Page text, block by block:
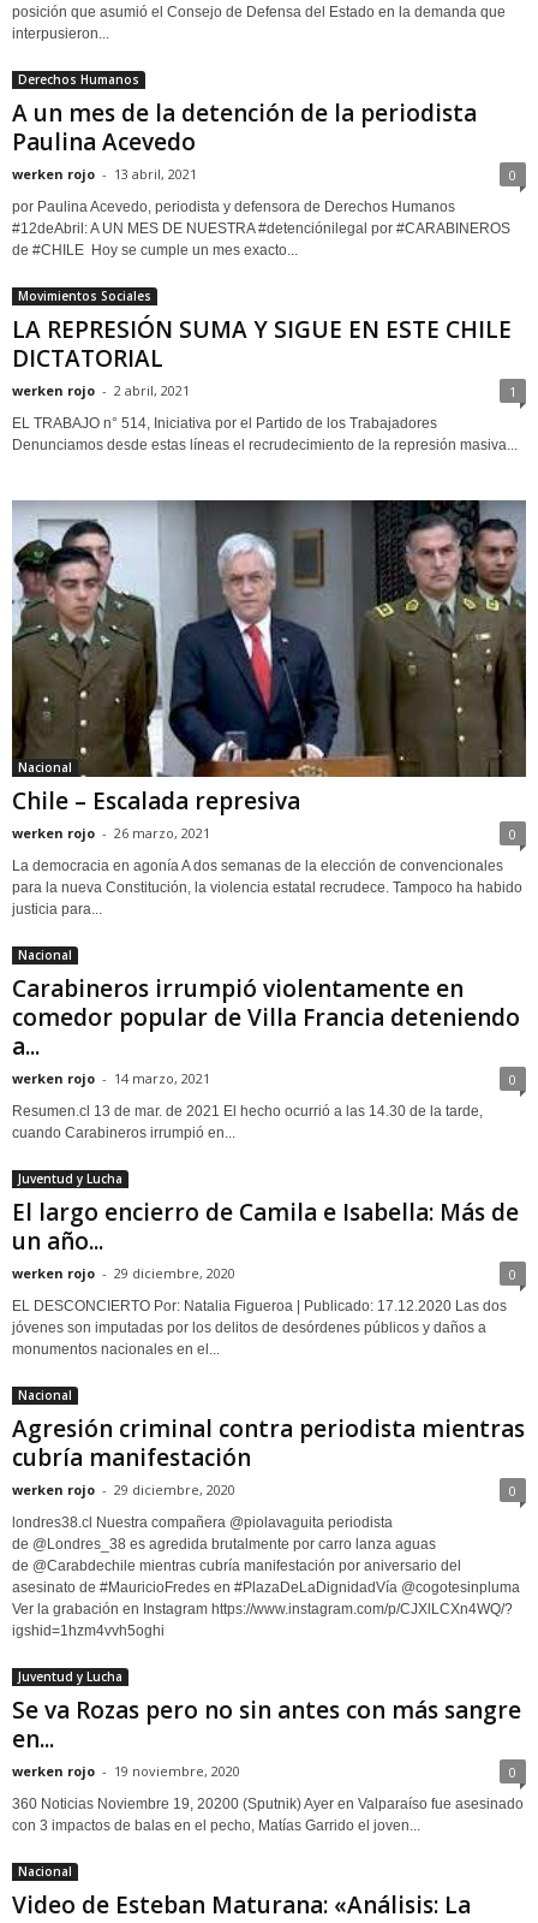
posición que asumió el Consejo de Defensa del Estado en la demanda que
interpusieron...
Derechos Humanos
A un mes de la detención de la periodista
Paulina Acevedo
werken rojo - 13 abril, 2021 0
por Paulina Acevedo, periodista y defensora de Derechos Humanos
#12deAbril: A UN MES DE NUESTRA #detenciónilegal por #CARABINEROS
de #CHILE Hoy se cumple un mes exacto...
Movimientos Sociales
LA REPRESIÓN SUMA Y SIGUE EN ESTE CHILE
DICTATORIAL
werken rojo - 2 abril, 2021 1
EL TRABAJO n° 514, Iniciativa por el Partido de los Trabajadores
Denunciamos desde estas líneas el recrudecimiento de la represión masiva...
Nacional
Chile – Escalada represiva
werken rojo - 26 marzo, 2021 0
La democracia en agonía A dos semanas de la elección de convencionales
para la nueva Constitución, la violencia estatal recrudece. Tampoco ha habido
justicia para...
Nacional
Carabineros irrumpió violentamente en
comedor popular de Villa Francia deteniendo
a...
werken rojo - 14 marzo, 2021 0
Resumen.cl 13 de mar. de 2021 El hecho ocurrió a las 14.30 de la tarde,
cuando Carabineros irrumpió en...
Juventud y Lucha
El largo encierro de Camila e Isabella: Más de
un año...
werken rojo - 29 diciembre, 2020 0
EL DESCONCIERTO Por: Natalia Figueroa | Publicado: 17.12.2020 Las dos
jóvenes son imputadas por los delitos de desórdenes públicos y daños a
monumentos nacionales en el...
Nacional
Agresión criminal contra periodista mientras
cubría manifestación
werken rojo - 29 diciembre, 2020 0
londres38.cl Nuestra compañera @piolavaguita periodista
de @Londres_38 es agredida brutalmente por carro lanza aguas
de @Carabdechile mientras cubría manifestación por aniversario del
asesinato de #MauricioFredes en #PlazaDeLaDignidadVía @cogotesinpluma
Ver la grabación en Instagram https://www.instagram.com/p/CJXlLCXn4WQ/?
igshid=1hzm4vvh5oghi
Juventud y Lucha
Se va Rozas pero no sin antes con más sangre
en...
werken rojo - 19 noviembre, 2020 0
360 Noticias Noviembre 19, 20200 (Sputnik) Ayer en Valparaíso fue asesinado
con 3 impactos de balas en el pecho, Matías Garrido el joven...
Nacional
Video de Esteban Maturana: «Análisis: La